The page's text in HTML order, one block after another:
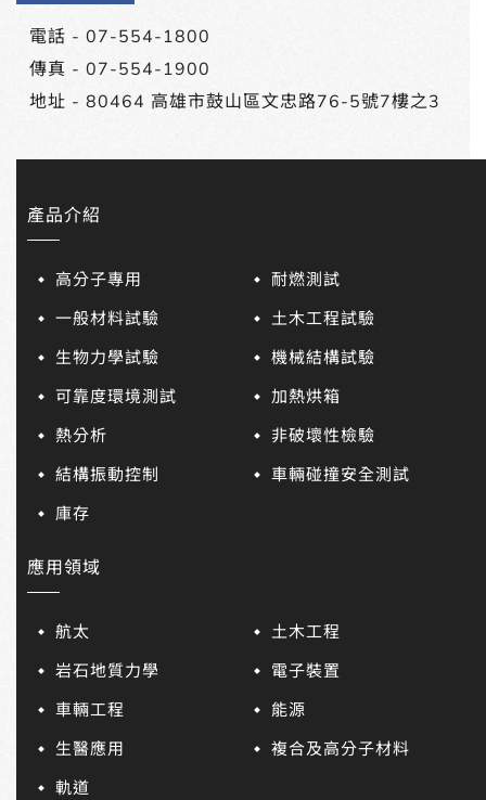
電話 - 07-554-1800
傳真 - 07-554-1900
地址 - 80464 高雄市鼓山區文忠路76-5號7樓之3
產品介紹
高分子專用
耐燃測試
一般材料試驗
土木工程試驗
生物力學試驗
機械結構試驗
可靠度環境測試
加熱烘箱
熱分析
非破壞性檢驗
結構振動控制
車輛碰撞安全測試
庫存
應用領域
航太
土木工程
岩石地質力學
電子裝置
車輛工程
能源
生醫應用
複合及高分子材料
軌道